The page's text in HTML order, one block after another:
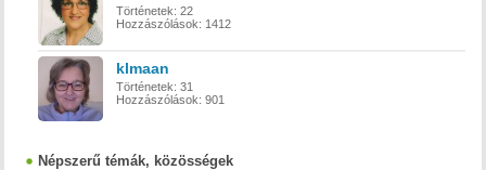
Történetek: 22
Hozzászólások: 1412
klmaan
Történetek: 31
Hozzászólások: 901
Népszerű témák, közösségek